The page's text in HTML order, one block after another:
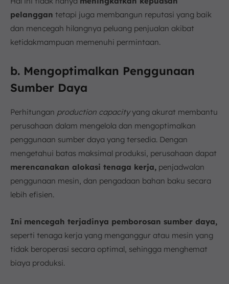
pelanggan tetapi juga membangun reputasi yang baik
dan mencegah hilangnya peluang penjualan akibat
ketidakmampuan memenuhi permintaan.
b. Mengoptimalkan Penggunaan
Sumber Daya
Perhitungan production capacityyang akurat membantu
perusahaan dalam mengelola dan mengoptimalkan
penggunaan sumber daya yang tersedia. Dengan
mengetahui batas maksimal produksi, perusahaan dapat
merencanakan alokasi tenaga kerja, penjadwalan
penggunaan mesin, dan pengadaan bahan baku secara
lebih efisien.
Ini mencegah terjadinya pemborosan sumber daya,
seperti tenaga kerja yang menganggur atau mesin yang
tidak beroperasi secara optimal, sehingga menghemat
biaya produksi.